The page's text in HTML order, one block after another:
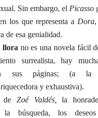
Sin embargo, el Picasso
los que representa a Dora,
de esa genialidad.
llora no es una novela fácil
surrealista, hay
sus páginas; (a
y exhaustiva).
de Zoé Valdés,la
la búsqueda, los